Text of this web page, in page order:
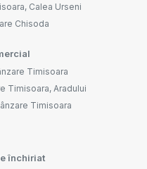
Calea Urseni
Chisoda
Timisoara
Timisoara, Aradului
Timisoara
închiriat